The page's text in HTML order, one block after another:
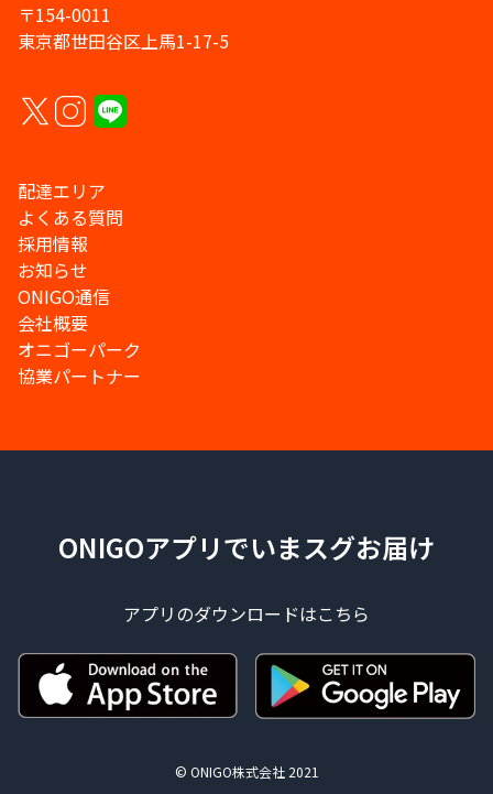
〒154-0011
東京都世田谷区上馬1-17-5
配達エリア
よくある質問
採用情報
お知らせ
ONIGO通信
会社概要
オニゴーパーク
協業パートナー
ONIGOアプリでいまスグお届け
アプリのダウンロードはこちら
© ONIGO株式会社 2021